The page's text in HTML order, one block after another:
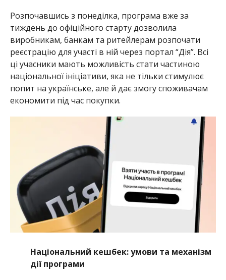
Розпочавшись з понеділка, програма вже за
тиждень до офіційного старту дозволила
виробникам, банкам та ритейлерам розпочати
реєстрацію для участі в ній через портал “Дія”. Всі
ці учасники мають можливість стати частиною
національної ініціативи, яка не тільки стимулює
попит на українське, але й дає змогу споживачам
економити під час покупки.
Національний кешбек: умови та механізм
дії програми